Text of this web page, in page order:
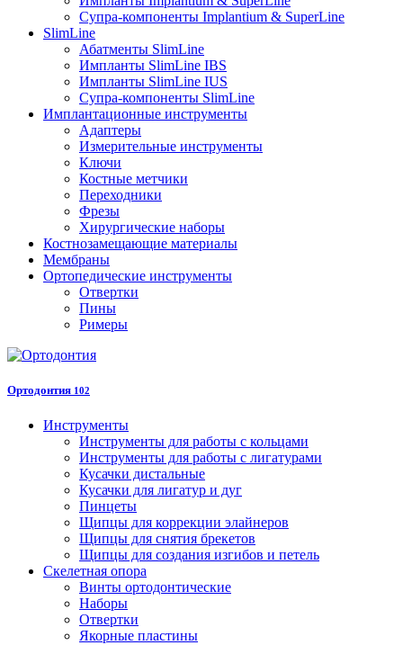
Супра-компоненты Implantium & SuperLine
SlimLine
Абатменты SlimLine
Импланты SlimLine IBS
Импланты SlimLine IUS
Супра-компоненты SlimLine
Имплантационные инструменты
Адаптеры
Измерительные инструменты
Ключи
Костные метчики
Переходники
Фрезы
Хирургические наборы
Костнозамещающие материалы
Мембраны
Ортопедические инструменты
Отвертки
Пины
Римеры
Ортодонтия 102
Инструменты
Инструменты для работы с кольцами
Инструменты для работы с лигатурами
Кусачки дистальные
Кусачки для лигатур и дуг
Пинцеты
Щипцы для коррекции элайнеров
Щипцы для снятия брекетов
Щипцы для создания изгибов и петель
Скелетная опора
Винты ортодонтические
Наборы
Отвертки
Якорные пластины